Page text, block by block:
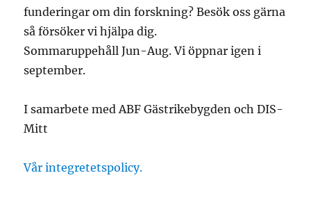
funderingar om din forskning? Besök oss gärna
så försöker vi hjälpa dig.
Sommaruppehåll Jun-Aug. Vi öppnar igen i
september.
I samarbete med ABF Gästrikebygden och DIS-
Mitt
Vår integretetspolicy.